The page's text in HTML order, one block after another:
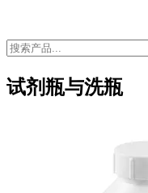
试剂瓶与洗瓶